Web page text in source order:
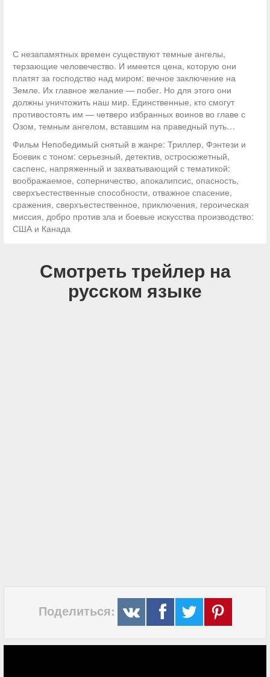
С незапамятных времен существуют темные ангелы,
терзающие человечество. И имеется цена, которую они
платят за господство над миром: вечное заключение на
Земле. Их главное желание — побег. Но для этого они
должны уничтожить наш мир. Единственные, кто смогут
противостоять им — четверо избранных воинов во главе с
Озом, темным ангелом, вставшим на праведный путь…
Фильм Непобедимый снятый в жанре: Триллер, Фэнтези и
Боевик с тоном: серьезный, детектив, остросюжетный,
саспенс, напряженный и захватывающий с тематикой:
воображаемое, соперничество, апокалипсис, опасность,
сверхъестественные способности, отважное спасение,
сражения, сверхъестественное, приключения, героическая
миссия, добро против зла и боевые искусства производство:
США и Канада
Смотреть трейлер на
русском языке
Поделиться: